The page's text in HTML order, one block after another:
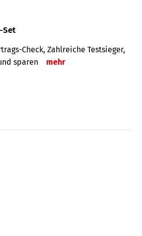
Set
Check, Zahlreiche Testsieger,
sparen
mehr